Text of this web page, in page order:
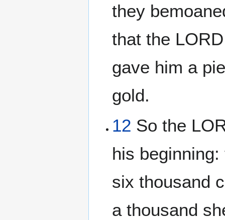
they
that the
gave him a
gold.
12 So the
his
six thousand
a thousand